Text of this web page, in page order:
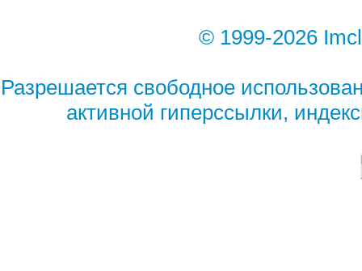
© 1999-2026
Разрешается свободное
активной гиперссылки,